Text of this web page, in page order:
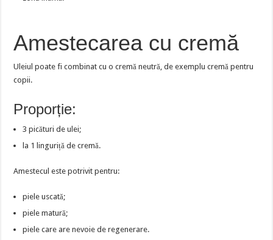
Amestecarea cu cremă
Uleiul poate fi combinat cu o cremă neutră, de exemplu cremă pentru
copii.
Proporție:
3 picături de ulei;
la 1 linguriță de cremă.
Amestecul este potrivit pentru:
piele uscată;
piele matură;
piele care are nevoie de regenerare.